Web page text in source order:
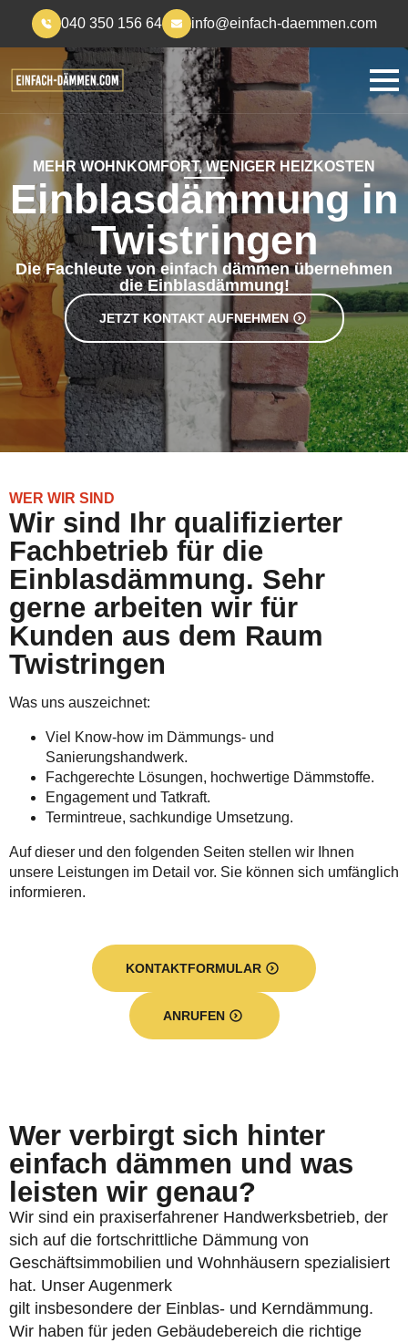
040 350 156 64 info@einfach-daemmen.com
MEHR WOHNKOMFORT, WENIGER HEIZKOSTEN
Einblasdämmung in
Twistringen
Die Fachleute von einfach dämmen übernehmen
die Einblasdämmung!
JETZT KONTAKT AUFNEHMEN
WER WIR SIND
Wir sind Ihr qualifizierter
Fachbetrieb für die
Einblasdämmung. Sehr
gerne arbeiten wir für
Kunden aus dem Raum
Twistringen
Was uns auszeichnet:
Viel Know-how im Dämmungs- und
Sanierungshandwerk.
Fachgerechte Lösungen, hochwertige Dämmstoffe.
Engagement und Tatkraft.
Termintreue, sachkundige Umsetzung.
Auf dieser und den folgenden Seiten stellen wir Ihnen
unsere Leistungen im Detail vor. Sie können sich umfänglich
informieren.
KONTAKTFORMULAR
ANRUFEN
Wer verbirgt sich hinter
einfach dämmen und was
leisten wir genau?
Wir sind ein praxiserfahrener Handwerksbetrieb, der
sich auf die fortschrittliche Dämmung von
Geschäftsimmobilien und Wohnhäusern spezialisiert
hat. Unser Augenmerk
gilt insbesondere der Einblas- und Kerndämmung.
Wir haben für jeden Gebäudebereich die richtige